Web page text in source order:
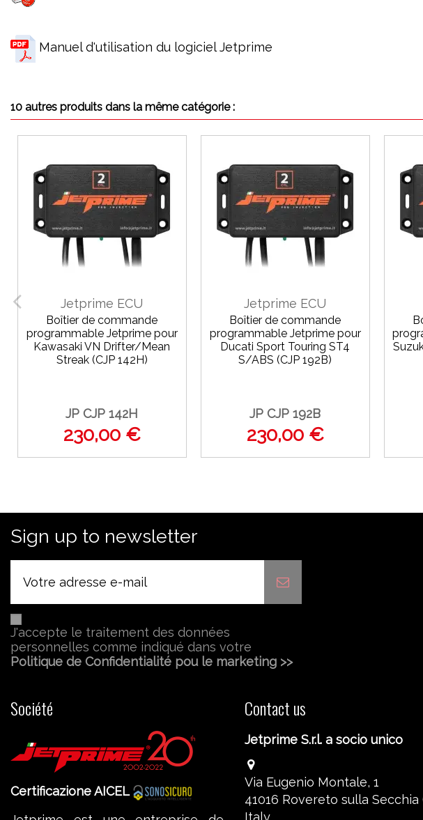
Manuel d'utilisation du logiciel Jetprime
10 autres produits dans la même catégorie :
Jetprime ECU
Boîtier de commande
programmable Jetprime pour
Kawasaki VN Drifter/Mean
Streak (CJP 142H)
JP CJP 142H
230,00 €
Jetprime ECU
Boîtier de commande
programmable Jetprime pour
Ducati Sport Touring ST4
S/ABS (CJP 192B)
JP CJP 192B
230,00 €
Sign up to newsletter
J'accepte le traitement des données
personnelles comme indiqué dans votre
Politique de Confidentialité pou le marketing >>
Société
Certificazione AICEL
Contact us
Jetprime S.r.l. a socio unico
Via Eugenio Montale, 1
41016 Rovereto sulla Secchia
Italy